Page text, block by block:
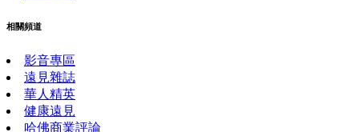
相關頻道
影音專區
遠見雜誌
華人精英
健康遠見
哈佛商業評論